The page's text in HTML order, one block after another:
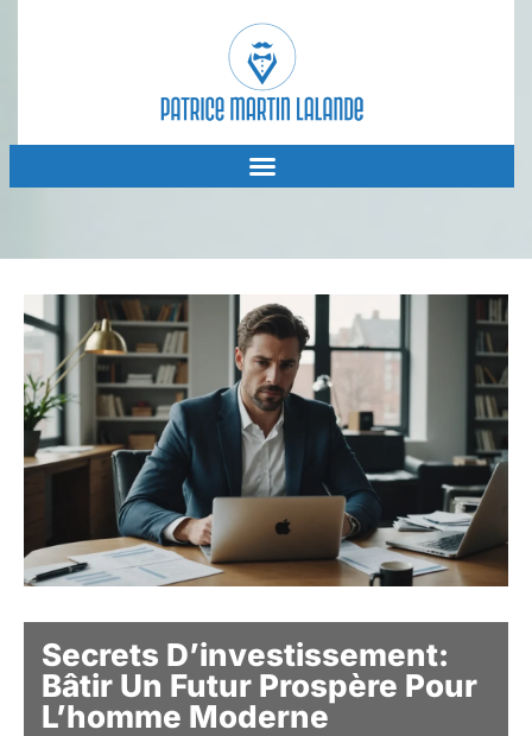
Secrets D’investissement:
Bâtir Un Futur Prospère Pour
L’homme Moderne